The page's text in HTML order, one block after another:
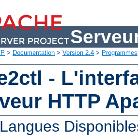
> Documentation > Version 2.4 > Programmes
-
HTTP
Langues